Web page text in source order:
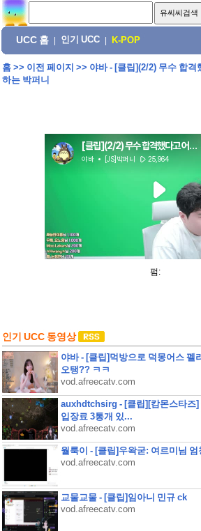
UCC 홈 인기 UCC K-POP
홈>> 이전 페이지 >> 야바 - [클립](2/2) 무수 합격
하는 박퍼니
펌:
인기 UCC 동영상
야바 - [클립]먹방으로 덕몽어스 펠
오탱?? ㅋㅋ
vod.afreecatv.com
auxhdtchsirg - [클립][캄몬스타즈]
입장료 3통개 있...
vod.afreecatv.com
월룩이 - [클립]우왁굳: 여르미님 엄
vod.afreecatv.com
교물교물 - [클립]임아니 민규 ck
vod.afreecatv.com